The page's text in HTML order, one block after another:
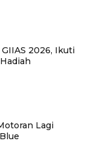
2026, Ikuti
Lagi